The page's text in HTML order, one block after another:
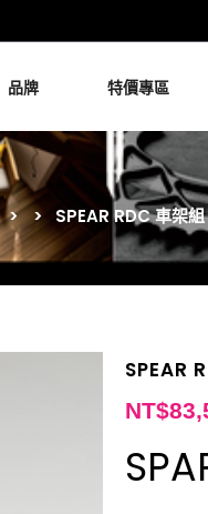
品牌 特價專區
> > SPEAR RDC 車架
SPEAR
NT$